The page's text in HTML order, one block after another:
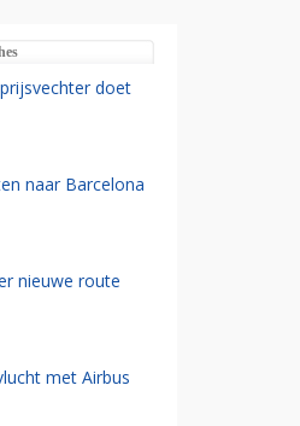
doet
naar Barcelona
nieuwe route
met Airbus